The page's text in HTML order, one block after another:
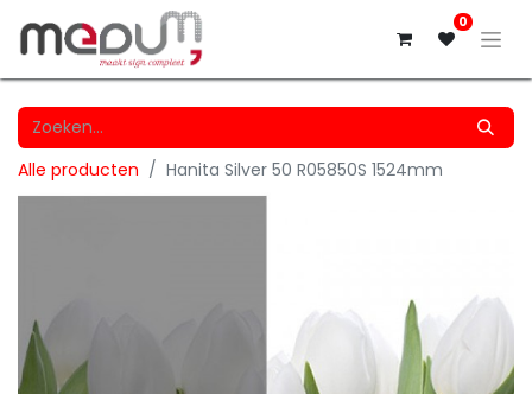
0
Alle producten Hanita Silver 50 R05850S 1524mm